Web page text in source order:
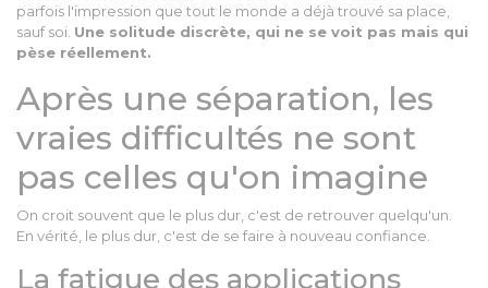
parfois l'impression que tout le monde a déjà trouvé sa place,
sauf soi. Une solitude discrète, qui ne se voit pas mais qui
pèse réellement.
Après une séparation, les
vraies difficultés ne sont
pas celles qu'on imagine
On croit souvent que le plus dur, c'est de retrouver quelqu'un.
En vérité, le plus dur, c'est de se faire à nouveau confiance.
La fatigue des applications